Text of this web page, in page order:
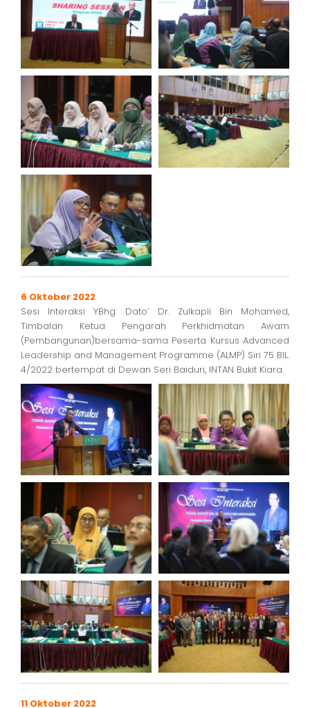
6 Oktober 2022
Sesi Interaksi YBhg. Dato’ Dr. Zulkapli Bin Mohamed,
Timbalan Ketua Pengarah Perkhidmatan Awam
(Pembangunan)bersama-sama Peserta Kursus Advanced
Leadership and Management Programme (ALMP) Siri 75 BIL.
4/2022 bertempat di Dewan Seri Baiduri, INTAN Bukit Kiara.
11 Oktober 2022